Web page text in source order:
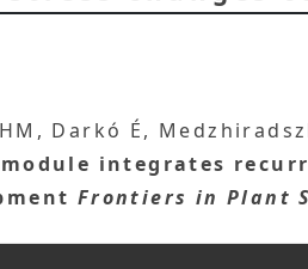
Darkó É,
module integrates
Frontiers in Plant